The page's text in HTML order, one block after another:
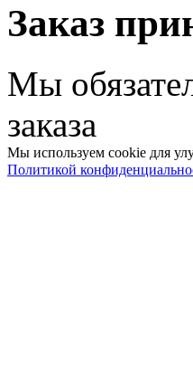
Заказ
Мы
заказа
Мы используем cookie для
Политикой